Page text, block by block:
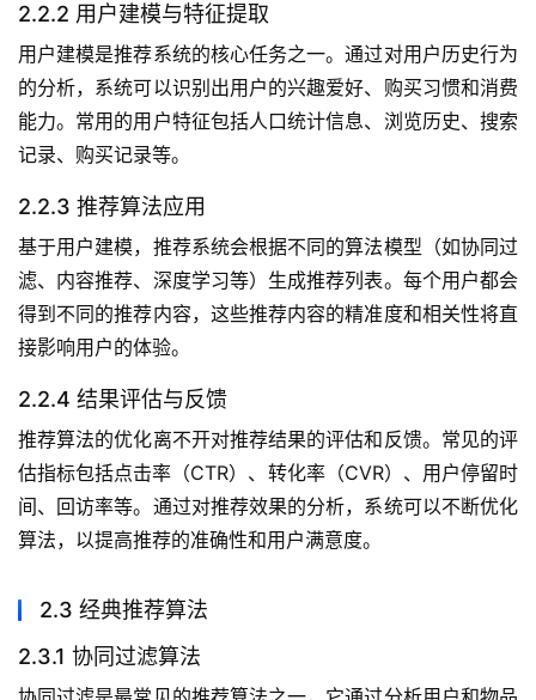
2.2.2 用户建模与特征提取
用户建模是推荐系统的核心任务之一。通过对用户历史行为
的分析，系统可以识别出用户的兴趣爱好、购买习惯和消费
能力。常用的用户特征包括人口统计信息、浏览历史、搜索
记录、购买记录等。
2.2.3 推荐算法应用
基于用户建模，推荐系统会根据不同的算法模型（如协同过
滤、内容推荐、深度学习等）生成推荐列表。每个用户都会
得到不同的推荐内容，这些推荐内容的精准度和相关性将直
接影响用户的体验。
2.2.4 结果评估与反馈
推荐算法的优化离不开对推荐结果的评估和反馈。常见的评
估指标包括点击率（CTR）、转化率（CVR）、用户停留时
间、回访率等。通过对推荐效果的分析，系统可以不断优化
算法，以提高推荐的准确性和用户满意度。
2.3 经典推荐算法
2.3.1 协同过滤算法